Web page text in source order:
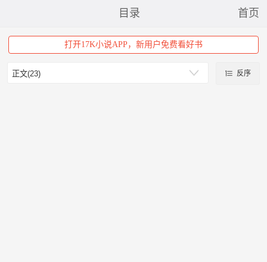
目录 首页
打开17K小说APP，新用户免费看好书
反序